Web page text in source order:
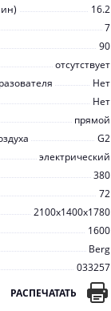
16.2
7
90
отсутствует
Нет
Нет
прямой
G2
электрический
380
72
2100x1400x1780
1600
Berg
033257
РАСПЕЧАТАТЬ